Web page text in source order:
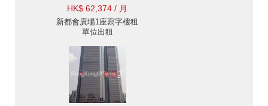
HK$ 62,374 / 月
新都會廣場1座寫字樓租
單位出租